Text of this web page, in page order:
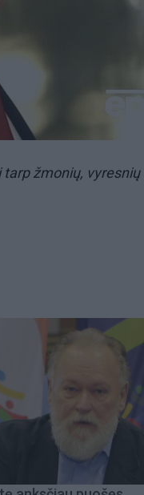
žmonių, vyresnių